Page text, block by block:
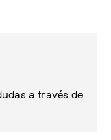
a través de